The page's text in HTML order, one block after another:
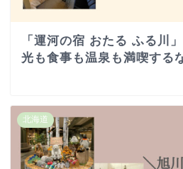
「運河の宿 おたる ふる川
光も食事も温泉も満喫する
北海道